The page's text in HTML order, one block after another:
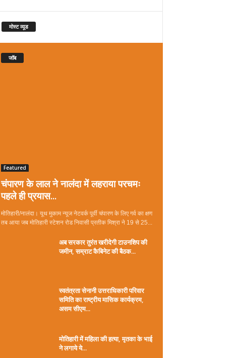
मोस्ट व्यूड
जॉब
Featured
चंपारण के लाल ने नालंदा में लहराया परचमः
पहले ही प्रयास...
मोतिहारी/नालंदा। यूथ मुकाम न्यूज नेटवर्क पूर्वी चंपारण के लिए गर्व का क्षण
तब आया जब मोतिहारी स्टेशन रोड निवासी प्रतीक मिश्रा ने 19 से 25...
अब सरकार तुरंत खरीदेगी टाउनशिप की
जमीन, सम्राट कैबिनेट की बैठक...
स्वतंत्रता सेनानी उत्तराधिकारी परिवार
समिति का राष्ट्रीय मासिक कार्यक्रम,
असम सीएम...
मोतिहारी में महिला की हत्या, मृतका के भाई
ने लगाये ये...